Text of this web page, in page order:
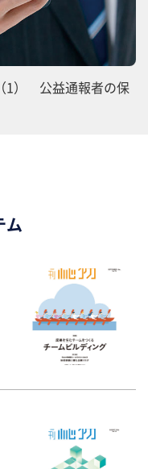
1） 公益通報者の保
ム